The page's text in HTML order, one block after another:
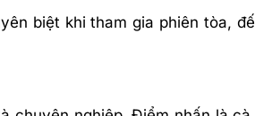
biệt khi tham gia phiên tòa,